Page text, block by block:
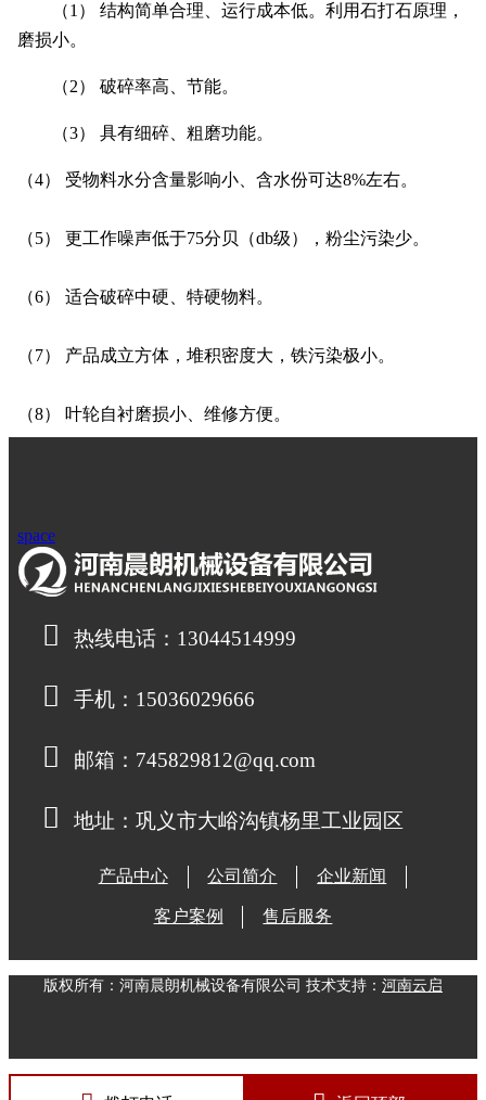
（1） 结构简单合理、运行成本低。利用石打石原理，
磨损小。
（2） 破碎率高、节能。
（3） 具有细碎、粗磨功能。
（4） 受物料水分含量影响小、含水份可达8%左右。
（5） 更工作噪声低于75分贝（db级），粉尘污染少。
（6） 适合破碎中硬、特硬物料。
（7） 产品成立方体，堆积密度大，铁污染极小。
（8） 叶轮自衬磨损小、维修方便。
space
热线电话：13044514999
手机：15036029666
邮箱：745829812@qq.com
地址：巩义市大峪沟镇杨里工业园区
产品中心 公司简介 企业新闻
客户案例 售后服务
版权所有：河南晨朗机械设备有限公司 技术支持： 河南云启